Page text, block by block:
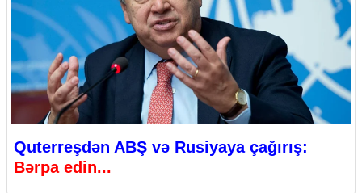
Quterreşdən ABŞ və Rusiyaya çağırış:
Bərpa edin...